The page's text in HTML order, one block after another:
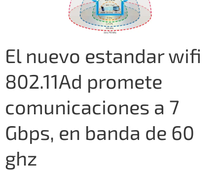
El nuevo estandar wifi
802.11Ad promete
comunicaciones a 7
Gbps, en banda de 60
ghz